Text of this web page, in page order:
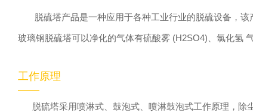
脱硫塔产品是一种应用于各种工业行业的脱硫设备，该
玻璃钢脱硫塔可以净化的气体有硫酸雾 (H2SO4)、氯化氢
工作原理
——
脱硫塔采用喷淋式、鼓泡式、喷淋鼓泡式工作原理，除